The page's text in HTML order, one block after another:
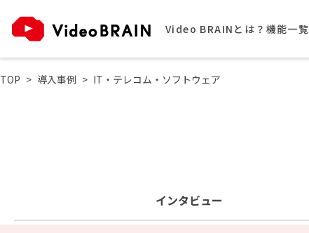
Video BRAINとは？ 機能一覧
TOP 導入事例 IT・テレコム・ソフトウェア
インタビュー